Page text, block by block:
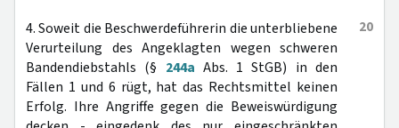
20
4. Soweit die Beschwerdeführerin die unterbliebene
Verurteilung des Angeklagten wegen schweren
Bandendiebstahls (§ 244a Abs. 1 StGB) in den
Fällen 1 und 6 rügt, hat das Rechtsmittel keinen
Erfolg. Ihre Angriffe gegen die Beweiswürdigung